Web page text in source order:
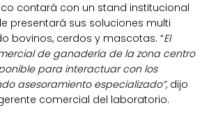
contará con un stand institucional
presentará sus soluciones multi
bovinos, cerdos y mascotas. “El
de ganadería de la zona centro
para interactuar con los
asesoramiento especializado”, dijo
comercial del laboratorio.